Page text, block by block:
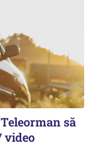
să
video